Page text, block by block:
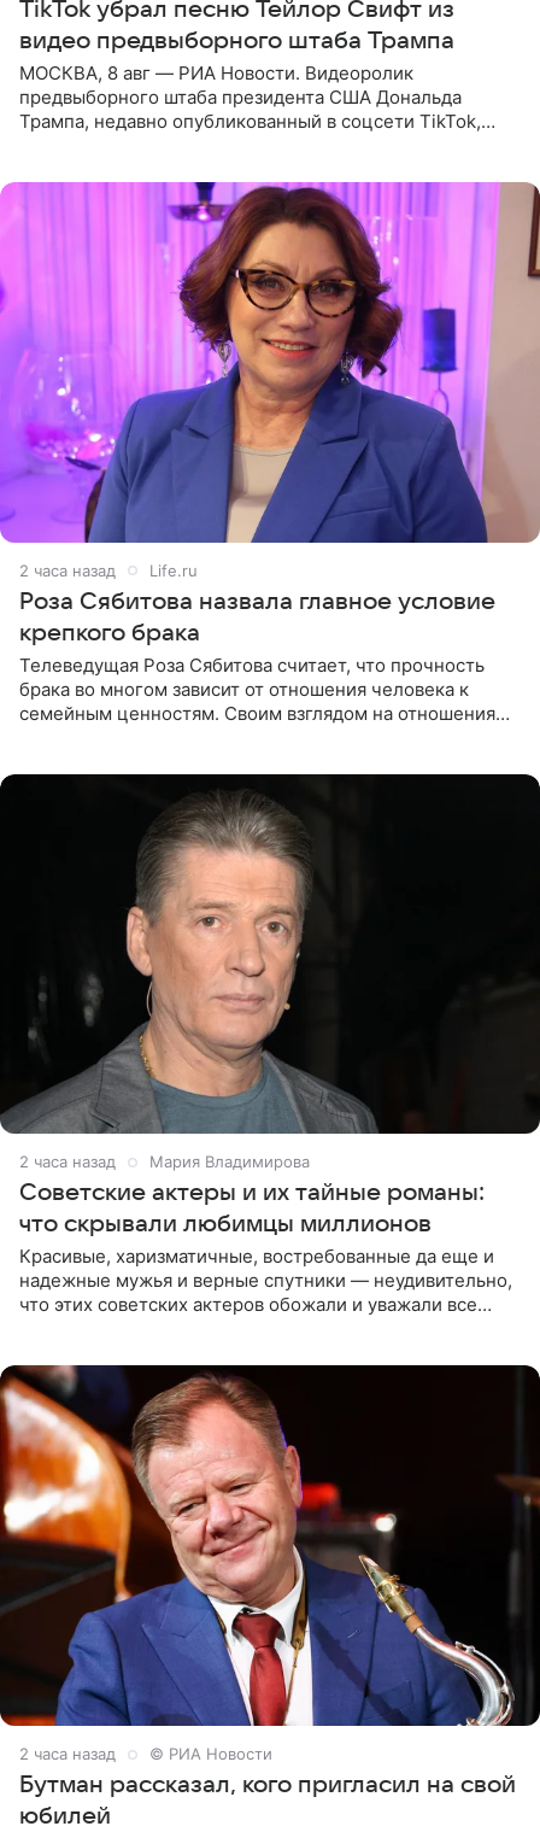
TikTok убрал песню Тейлор Свифт из
видео предвыборного штаба Трампа
МОСКВА, 8 авг — РИА Новости. Видеоролик
предвыборного штаба президента США Дональда
Трампа, недавно опубликованный в соцсети TikTok,
2 часа назад Life.ru
Роза Сябитова назвала главное условие
крепкого брака
Телеведущая Роза Сябитова считает, что прочность
брака во многом зависит от отношения человека к
семейным ценностям. Своим взглядом на отношения
2 часа назад Мария Владимирова
Советские актеры и их тайные романы:
что скрывали любимцы миллионов
Красивые, харизматичные, востребованные да еще и
надежные мужья и верные спутники — неудивительно,
что этих советских актеров обожали и уважали все
2 часа назад © РИА Новости
Бутман рассказал, кого пригласил на свой
юбилей